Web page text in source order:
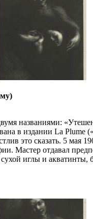
названиями:
в издании La Plume
это сказать. 5 мая
Мастер отдавал
иглы и акватинты,